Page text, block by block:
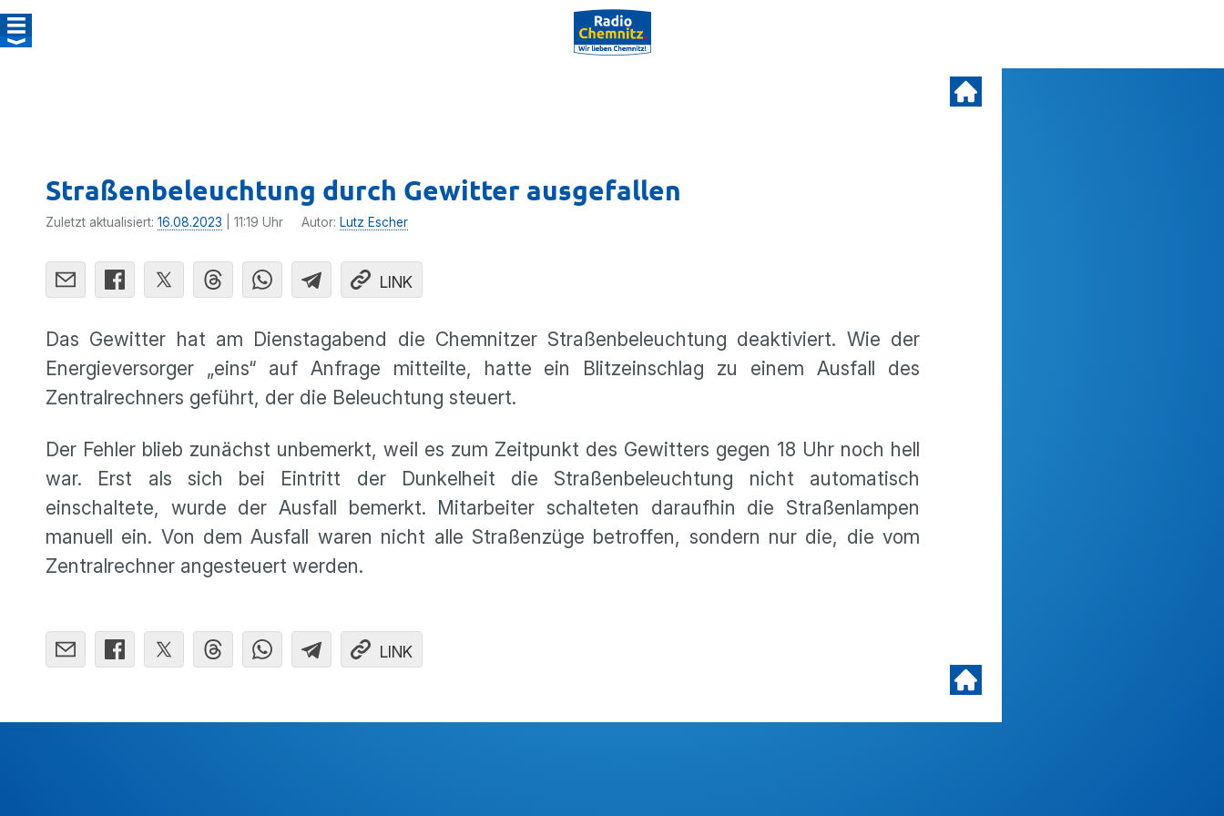
Straßenbeleuchtung durch Gewitter ausgefallen
Zuletzt aktualisiert: 16.08.2023 | 11:19 Uhr Autor: Lutz Escher
LINK
Das Gewitter hat am Dienstagabend die Chemnitzer Straßenbeleuchtung deaktiviert. Wie der
Energieversorger „eins“ auf Anfrage mitteilte, hatte ein Blitzeinschlag zu einem Ausfall des
Zentralrechners geführt, der die Beleuchtung steuert.
Der Fehler blieb zunächst unbemerkt, weil es zum Zeitpunkt des Gewitters gegen 18 Uhr noch hell
war. Erst als sich bei Eintritt der Dunkelheit die Straßenbeleuchtung nicht automatisch
einschaltete, wurde der Ausfall bemerkt. Mitarbeiter schalteten daraufhin die Straßenlampen
manuell ein. Von dem Ausfall waren nicht alle Straßenzüge betroffen, sondern nur die, die vom
Zentralrechner angesteuert werden.
LINK